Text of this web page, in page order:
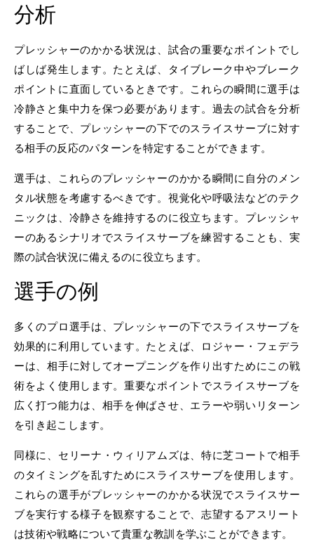
分析
プレッシャーのかかる状況は、試合の重要なポイントでし
ばしば発生します。たとえば、タイブレーク中やブレーク
ポイントに直面しているときです。これらの瞬間に選手は
冷静さと集中力を保つ必要があります。過去の試合を分析
することで、プレッシャーの下でのスライスサーブに対す
る相手の反応のパターンを特定することができます。
選手は、これらのプレッシャーのかかる瞬間に自分のメン
タル状態を考慮するべきです。視覚化や呼吸法などのテク
ニックは、冷静さを維持するのに役立ちます。プレッシャ
ーのあるシナリオでスライスサーブを練習することも、実
際の試合状況に備えるのに役立ちます。
選手の例
多くのプロ選手は、プレッシャーの下でスライスサーブを
効果的に利用しています。たとえば、ロジャー・フェデラ
ーは、相手に対してオープニングを作り出すためにこの戦
術をよく使用します。重要なポイントでスライスサーブを
広く打つ能力は、相手を伸ばさせ、エラーや弱いリターン
を引き起こします。
同様に、セリーナ・ウィリアムズは、特に芝コートで相手
のタイミングを乱すためにスライスサーブを使用します。
これらの選手がプレッシャーのかかる状況でスライスサー
ブを実行する様子を観察することで、志望するアスリート
は技術や戦略について貴重な教訓を学ぶことができます。